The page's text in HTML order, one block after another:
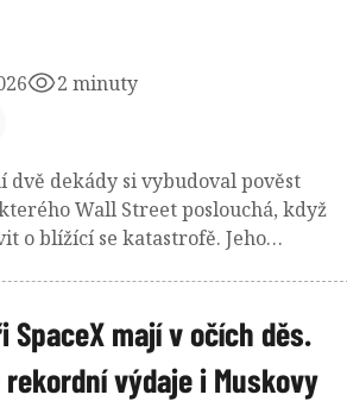
2 minuty
si vybudoval pověst
Wall Street poslouchá, když
o blížící se katastrofě. Jeho
A nyní znovu vysílá mimořádně
signál. Aktuální euforie je podle něj
prudkého obratu.
SpaceX mají v očích děs.
výdaje i Muskovy